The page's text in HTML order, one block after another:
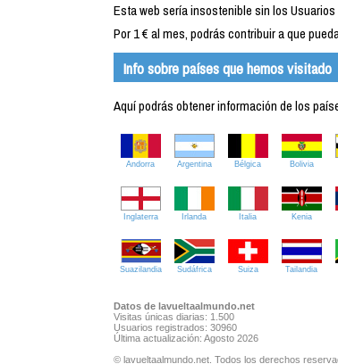
Esta web sería insostenible sin los
Por 1 € al mes, podrás contribuir a que
Info sobre países que hemos visitado
Aquí podrás obtener información de los
Andorra Argentina Bélgica Bolivia
Inglaterra Irlanda Italia Kenia
Suazilandia Sudáfrica Suiza Tailandia
Datos de lavueltaalmundo.net
Visitas únicas diarias: 1.500
Usuarios registrados: 30960
Última actualización: Agosto 2026
© lavueltaalmundo.net. Todos los derechos